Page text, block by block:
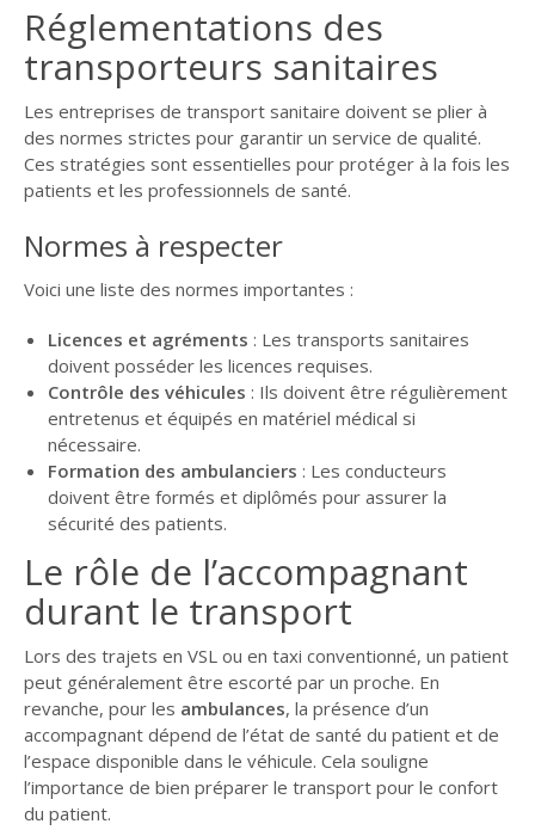
Réglementations des
transporteurs sanitaires
Les entreprises de transport sanitaire doivent se plier à
des normes strictes pour garantir un service de qualité.
Ces stratégies sont essentielles pour protéger à la fois les
patients et les professionnels de santé.
Normes à respecter
Voici une liste des normes importantes :
Licences et agréments : Les transports sanitaires
doivent posséder les licences requises.
Contrôle des véhicules : Ils doivent être régulièrement
entretenus et équipés en matériel médical si
nécessaire.
Formation des ambulanciers : Les conducteurs
doivent être formés et diplômés pour assurer la
sécurité des patients.
Le rôle de l’accompagnant
durant le transport
Lors des trajets en VSL ou en taxi conventionné, un patient
peut généralement être escorté par un proche. En
revanche, pour les ambulances, la présence d’un
accompagnant dépend de l’état de santé du patient et de
l’espace disponible dans le véhicule. Cela souligne
l’importance de bien préparer le transport pour le confort
du patient.